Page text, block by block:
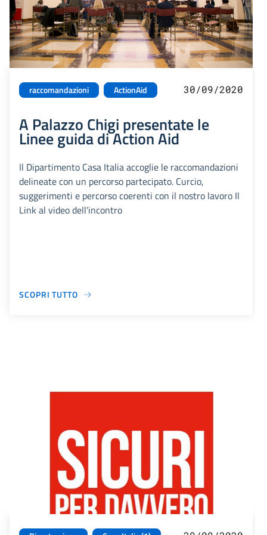
raccomandazioni ActionAid 30/09/2020
A Palazzo Chigi presentate le
Linee guida di Action Aid
Il Dipartimento Casa Italia accoglie le raccomandazioni
delineate con un percorso partecipato. Curcio,
suggerimenti e percorso coerenti con il nostro lavoro Il
Link al video dell'incontro
SCOPRI TUTTO